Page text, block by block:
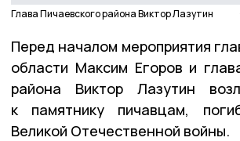
Глава Пичаевского района Виктор Лазутин
Перед началом мероприятия
области Максим Егоров и
района Виктор Лазутин
к памятнику пичавцам,
Великой Отечественной войны.